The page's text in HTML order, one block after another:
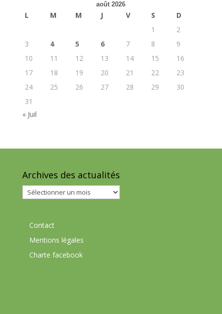
août 2026
L M M J V S
D
1
2
3
4 5 6 7 8
9
10
11 12 13 14 15
16
17
18 19 20 21 22
23
24
25 26 27 28 29
30
31
« Juil
Archives des actualités
Archives
des
Contact
Mentions légales
Charte facebook